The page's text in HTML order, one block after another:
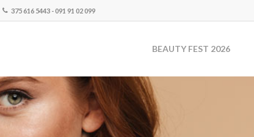
375 616 5443 - 091 91 02 099
BEAUTY FEST 2026